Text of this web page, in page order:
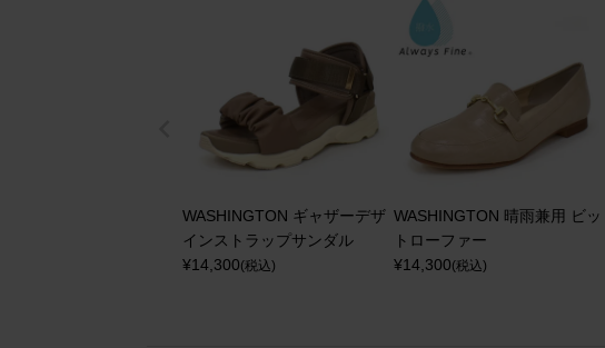
WASHINGTON ギャザーデザ
インストラップサンダル
¥14,300(税込)
WASHINGTON 晴雨兼用 ビッ
トローファー
¥14,300(税込)